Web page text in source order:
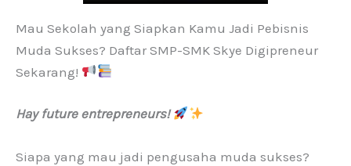
Mau Sekolah yang Siapkan Kamu Jadi Pebisnis
Muda Sukses? Daftar SMP-SMK Skye Digipreneur
Sekarang!
Hay future entrepreneurs!
Siapa yang mau jadi pengusaha muda sukses?